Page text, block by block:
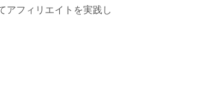
アフィリエイトを実践し